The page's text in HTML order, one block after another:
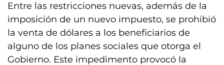
Entre las restricciones nuevas, además de la
imposición de un nuevo impuesto, se prohibió
la venta de dólares a los beneficiarios de
alguno de los planes sociales que otorga el
Gobierno. Este impedimento provocó la